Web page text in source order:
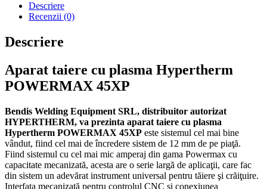
Descriere
Recenzii (0)
Descriere
Aparat taiere cu plasma Hypertherm
POWERMAX 45XP
Bendis Welding Equipment SRL, distribuitor autorizat
HYPERTHERM, va prezinta aparat taiere cu plasma
Hypertherm POWERMAX 45XP este sistemul cel mai bine
vândut, fiind cel mai de încredere sistem de 12 mm de pe piaţă.
Fiind sistemul cu cel mai mic amperaj din gama Powermax cu
capacitate mecanizată, acesta are o serie largă de aplicaţii, care fac
din sistem un adevărat instrument universal pentru tăiere şi crăiţuire.
Interfaţa mecanizată pentru controlul CNC şi conexiunea